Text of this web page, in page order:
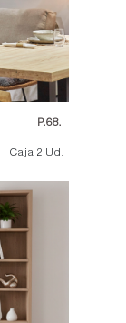
P.68.
Caja 2 Ud.